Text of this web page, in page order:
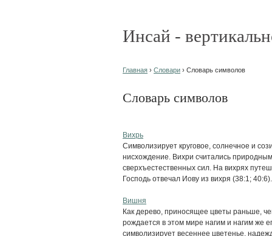
Инсай -
Главная › Словари › Словарь символов
Словарь символов
Вихрь
Символизирует круговое, солнечное и
нисхождение. Вихри считались
сверхъестественных сил. На вихрях
Господь отвечал Иову из вихря (38:1;
Вишня
Как дерево, приносящее цветы раньше,
рождается в этом мире нагим и нагим же
символизирует весеннее цветенье,